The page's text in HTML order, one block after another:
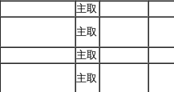
主取
主取
主取
主取